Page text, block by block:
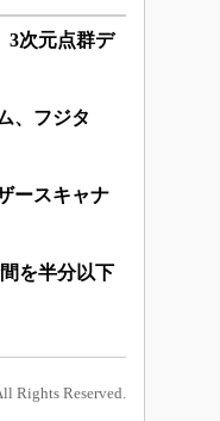
3次元点群デ
、フジタ
ースキャナ
を半分以下
Rights Reserved.